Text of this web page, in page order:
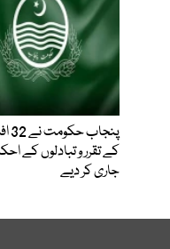
کے تقرر و تبادلوں کے
جاری کر دیے